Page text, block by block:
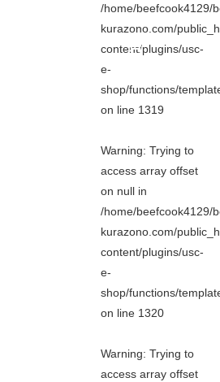
/home/beefcook4129/
kurazono.com/
content/plugins/usc-
e-
shop/functions/
on line 1319
Warning: Trying to
access array offset
on null in
/home/beefcook4129/
kurazono.com/
content/plugins/usc-
e-
shop/functions/
on line 1320
Warning: Trying to
access array offset